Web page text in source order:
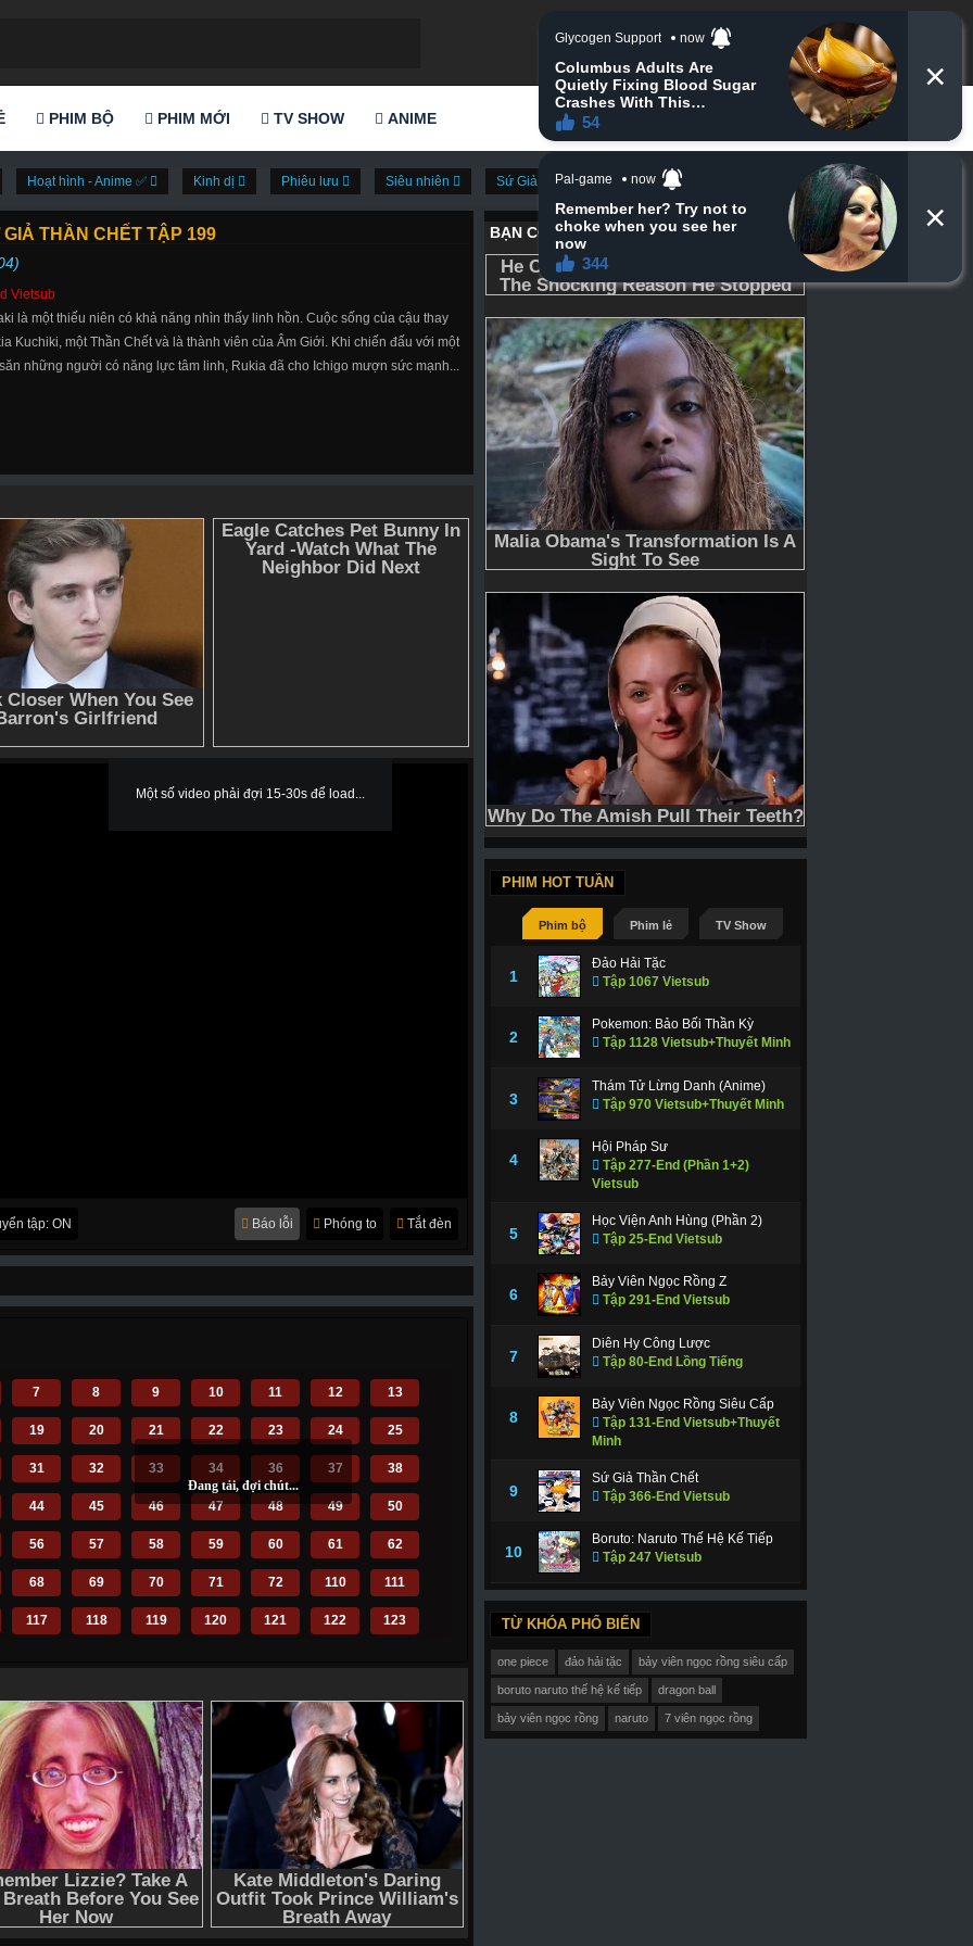
PHIM BỘ PHIM MỚI TV SHOW ANIME
Hoạt hình - Anime ✅ Kinh dị Phiêu lưu Siêu nhiên Sứ Giả Thần Chết
THẦN CHẾT TẬP 199
Vietsub
là một thiếu niên có khả năng nhìn thấy linh hồn. Cuộc sống của cậu thay
Kuchiki, một Thần Chết và là thành viên của Âm Giới. Khi chiến đấu với một
những người có năng lực tâm linh, Rukia đã cho Ichigo mượn sức mạnh...
Một số video phải đợi 15-30s để load...
tập: ON Tắt đèn
Phóng to
Báo lỗi
7 8 9 10 11 12 13
19 20 21 22 23 24 25
31 32 33 34 36 37 38
44 45 46 47 48 49 50
56 57 58 59 60 61 62
68 69 70 71 72 110 111
117 118 119 120 121 122 123
153 154 155 158
165 166 167 168 169 170
177 178 179 181 182 183
189 190 191 192 193 194 195
201 202 203 207 208 209
216 217 218 219 220 221 222
PHIM HOT TUẦN
Phim bộ Phim lẻ TV Show
1
Đảo Hải Tặc
Tập 1067 Vietsub
2
Pokemon: Bảo Bối Thần Kỳ
Tập 1128 Vietsub+Thuyết Minh
3
Thám Tử Lừng Danh (Anime)
Tập 970 Vietsub+Thuyết Minh
4
Hội Pháp Sư
Tập 277-End (Phần 1+2)
Vietsub
5
Học Viện Anh Hùng (Phần 2)
Tập 25-End Vietsub
6
Bảy Viên Ngọc Rồng Z
Tập 291-End Vietsub
7
Diên Hy Công Lược
Tập 80-End Lồng Tiếng
8
Bảy Viên Ngọc Rồng Siêu Cấp
Tập 131-End Vietsub+Thuyết
Minh
9
Sứ Giả Thần Chết
Tập 366-End Vietsub
10
Boruto: Naruto Thế Hệ Kế Tiếp
Tập 247 Vietsub
TỪ KHÓA PHỔ BIẾN
one piece đảo hải tặc bảy viên ngọc rồng siêu cấp
boruto naruto thế hệ kế tiếp dragon ball
bảy viên ngọc rồng naruto 7 viên ngọc rồng